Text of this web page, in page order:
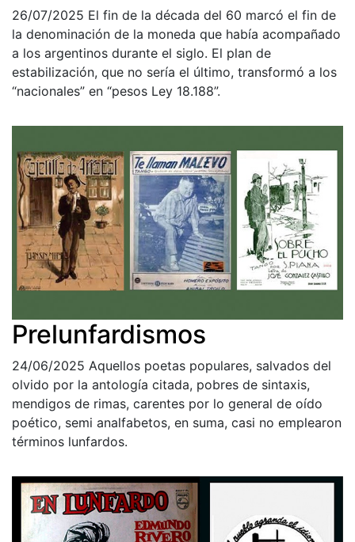
26/07/2025 El fin de la década del 60 marcó el fin de
la denominación de la moneda que había acompañado
a los argentinos durante el siglo. El plan de
estabilización, que no sería el último, transformó a los
“nacionales” en “pesos Ley 18.188”.
Prelunfardismos
24/06/2025 Aquellos poetas populares, salvados del
olvido por la antología citada, pobres de sintaxis,
mendigos de rimas, carentes por lo general de oído
poético, semi analfabetos, en suma, casi no emplearon
términos lunfardos.